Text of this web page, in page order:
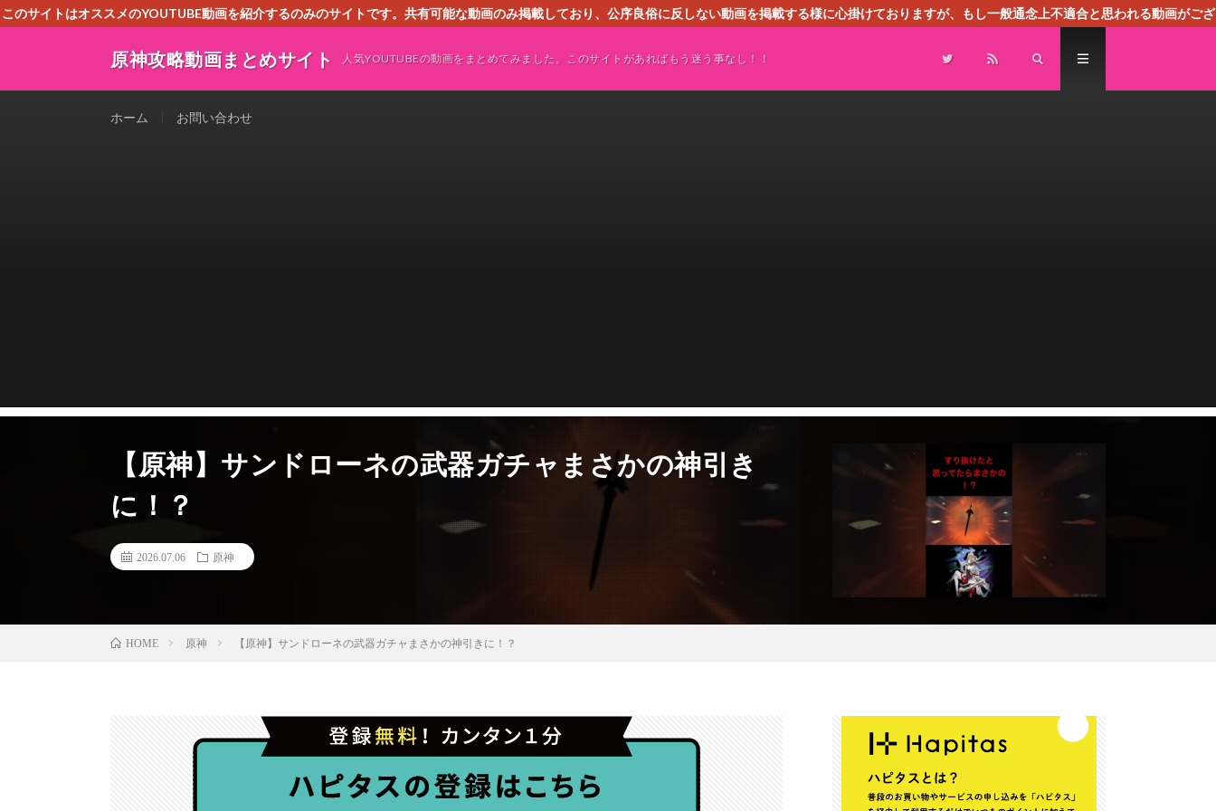
このサイトはオススメのYOUTUBE動画を紹介するのみのサイトです。共有可能な動画のみ掲載しており、公序良俗に反しない動画を掲載する様に心掛けておりますが、もし一般通念上不適合と思われる動画がござ
原神攻略動画まとめサイト 人気YOUTUBEの動画をまとめてみました。このサイトがあればもう迷う事なし！！
ホーム お問い合わせ
【原神】サンドローネの武器ガチャまさかの神引き
に！？
2026.07.06 原神
HOME 原神 【原神】サンドローネの武器ガチャまさかの神引きに！？